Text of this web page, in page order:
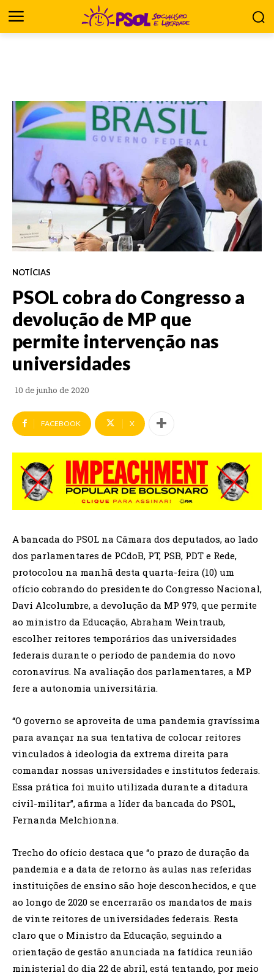
NOTÍCIAS
PSOL cobra do Congresso a
devolução de MP que
permite intervenção nas
universidades
10 de junho de 2020
FACEBOOK X
A bancada do PSOL na Câmara dos deputados, ao lado
dos parlamentares de PCdoB, PT, PSB, PDT e Rede,
protocolou na manhã desta quarta-feira (10) um
ofício cobrando do presidente do Congresso Nacional,
Davi Alcolumbre, a devolução da MP 979, que permite
ao ministro da Educação, Abraham Weintraub,
escolher reitores temporários das universidades
federais durante o período de pandemia do novo
coronavírus. Na avaliação dos parlamentares, a MP
fere a autonomia universitária.
“O governo se aproveita de uma pandemia gravíssima
para avançar na sua tentativa de colocar reitores
vinculados à ideologia da extrema direita para
comandar nossas universidades e institutos federais.
Essa prática foi muito utilizada durante a ditadura
civil-militar”, afirma a líder da bancada do PSOL,
Fernanda Melchionna.
Trecho do ofício destaca que “o prazo de duração da
pandemia e a data de retorno às aulas nas referidas
instituições de ensino são hoje desconhecidos, e que
ao longo de 2020 se encerrarão os mandatos de mais
de vinte reitores de universidades federais. Resta
claro que o Ministro da Educação, seguindo a
orientação de gestão anunciada na fatídica reunião
ministerial do dia 22 de abril, está tentando, por meio